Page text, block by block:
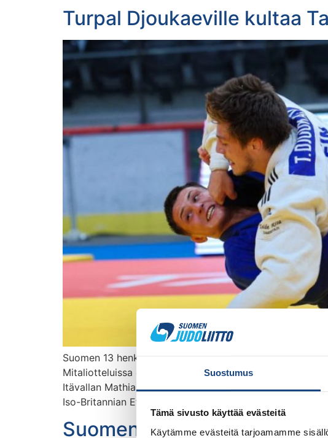
Suostumus
Tämä sivusto käyttää evästeitä
Käytämme evästeitä tarjoamamme
Turpal Djoukaeville kultaa
Suomen 13 henkinen joukkue otteli hienosti Tallinnan
Mitaliotteluissa oli mukana muitakin
Itävallan Mathias Czizsekistä kahdella wazarin
Iso-Britannian Ethan […]
Suomen joukkue Euroopan